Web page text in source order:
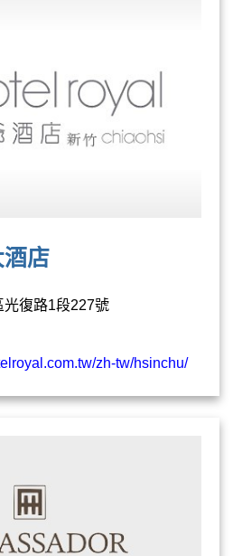
店
復路1段227號
zh-tw/hsinchu/